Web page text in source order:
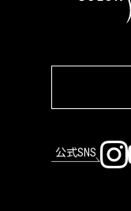
公式SNS